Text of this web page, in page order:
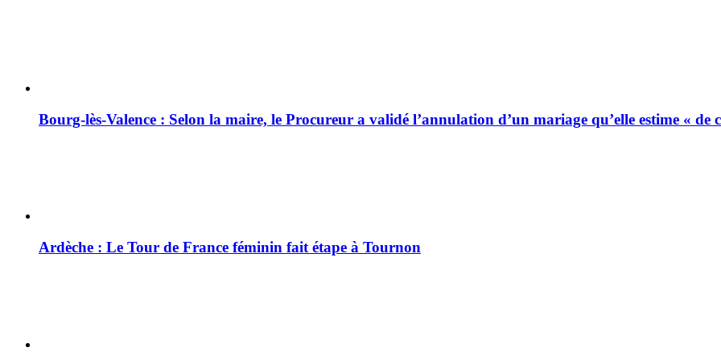
Bourg-lès-Valence : Selon la maire, le Procureur a validé l’annulation d’un mariage qu’elle estime « de
Ardèche : Le Tour de France féminin fait étape à Tournon